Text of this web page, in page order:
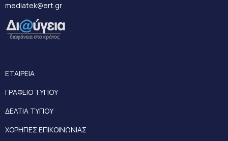
mediatek@ert.gr
ΕΤΑΙΡΕΙΑ
ΓΡΑΦΕΙΟ ΤΥΠΟΥ
ΔΕΛΤΙΑ ΤΥΠΟΥ
ΧΟΡΗΓΙΕΣ ΕΠΙΚΟΙΝΩΝΙΑΣ